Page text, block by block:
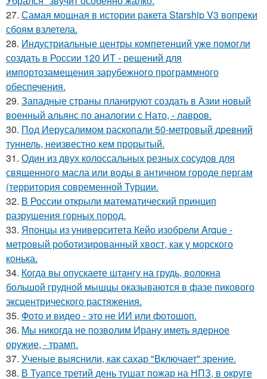
27. Самая мощная в истории ракета Starship V3 вопреки
сбоям взлетела.
28. Индустриальные центры компетенций уже помогли
создать в России 120 ИТ - решений для
импортозамещения зарубежного программного
обеспечения.
29. Западные страны планируют создать в Азии новый
военный альянс по аналогии с Нато, - лавров.
30. Под Иерусалимом раскопали 50-метровый древний
туннель, неизвестно кем прорытый.
31. Один из двух колоссальных резных сосудов для
священного масла или воды в античном городе пергам
(территория современной Турции.
32. В России открыли математический принцип
разрушения горных пород.
33. Японцы из университета Кейо изобрели Arque -
метровый роботизированный хвост, как у морского
конька.
34. Когда вы опускаете штангу на грудь, волокна
большой грудной мышцы оказываются в фазе пикового
эксцентрического растяжения.
35. Фото и видео - это не ИИ или фотошоп.
36. Мы никогда не позволим Ирану иметь ядерное
оружие, - трамп.
37. Ученые выяснили, как сахар "Включает" зрение.
38. В Туапсе третий день тушат пожар на НПЗ, в округе